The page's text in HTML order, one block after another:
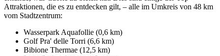
Attraktionen, die es zu entdecken gilt, – alle im Umkreis von 48 km
vom Stadtzentrum:
Wasserpark Aquafollie (0,6 km)
Golf Pra' delle Torri (6,6 km)
Bibione Thermae (12,5 km)